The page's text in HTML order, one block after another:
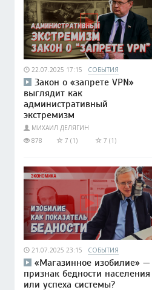
22.07.2025 17:15 СОБЫТИЯ
Закон о «запрете VPN»
выглядит как
административный
экстремизм
МИХАИЛ ДЕЛЯГИН
878
7 (1) 7 (1)
21.07.2025 23:15 СОБЫТИЯ
«Магазинное изобилие» —
признак бедности населения
или успеха системы?